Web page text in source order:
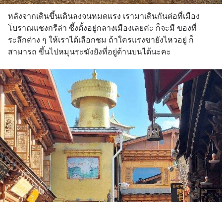
หลังจากเดินขึ้นเดินลงจนหมดแรง เรามาเดินกันต่อที่เมือง
โบราณแชงกรีล่า ซึ้งตั้งอยู่กลางเมืองเลยค่ะ ก็จะมี ของที่
ระลึกต่าง ๆ ให้เราได้เลือกชม ถ้าใครแรงขายังไหวอยู่ ก็
สามารถ ขึ้นไปหมุนระฆังยังที่อยู่ด้านบนได้นะคะ